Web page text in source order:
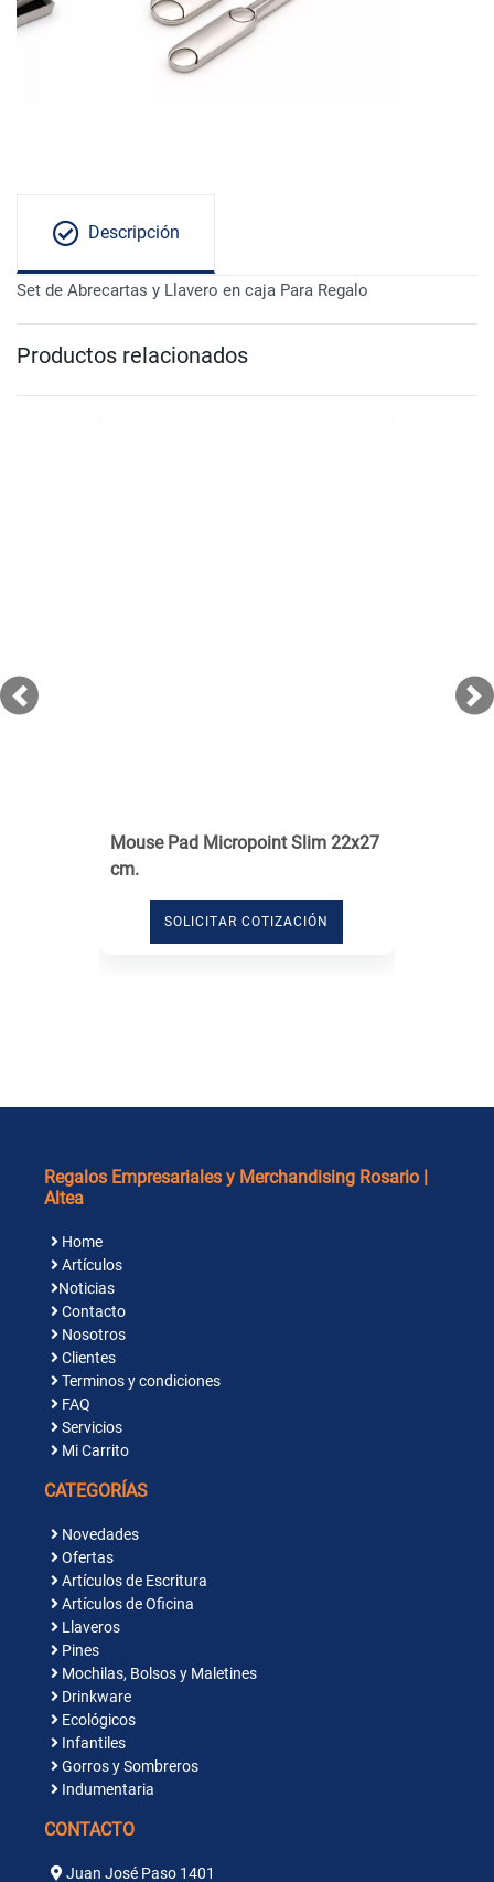
Descripción
Set de Abrecartas y Llavero en caja Para Regalo
Productos relacionados
Previous
Mouse Pad Micropoint Slim 22x27
cm.
SOLICITAR COTIZACIÓN
Regalos Empresariales y Merchandising Rosario |
Altea
Home
Artículos
Noticias
Contacto
Nosotros
Clientes
Terminos y condiciones
FAQ
Servicios
Mi Carrito
CATEGORÍAS
Novedades
Ofertas
Artículos de Escritura
Artículos de Oficina
Llaveros
Pines
Mochilas, Bolsos y Maletines
Drinkware
Ecológicos
Infantiles
Gorros y Sombreros
Indumentaria
CONTACTO
Juan José Paso 1401